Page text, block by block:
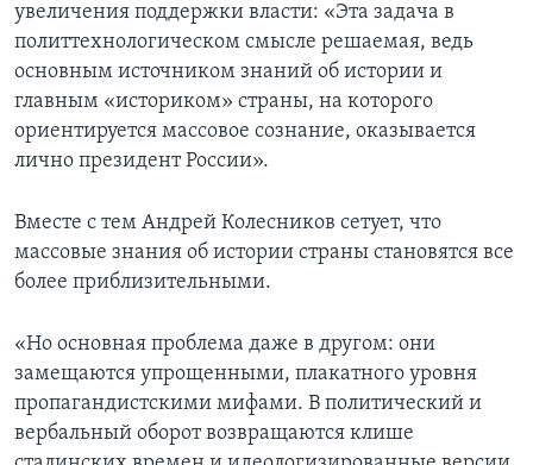
увеличения поддержки власти: «Эта задача в
политтехнологическом смысле решаемая, ведь
основным источником знаний об истории и
главным «историком» страны, на которого
ориентируется массовое сознание, оказывается
лично президент России».
Вместе с тем Андрей Колесников сетует, что
массовые знания об истории страны становятся все
более приблизительными.
«Но основная проблема даже в другом: они
замещаются упрощенными, плакатного уровня
пропагандистскими мифами. В политический и
вербальный оборот возвращаются клише